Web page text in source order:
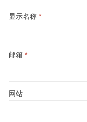
显示名称 *
邮箱 *
网站